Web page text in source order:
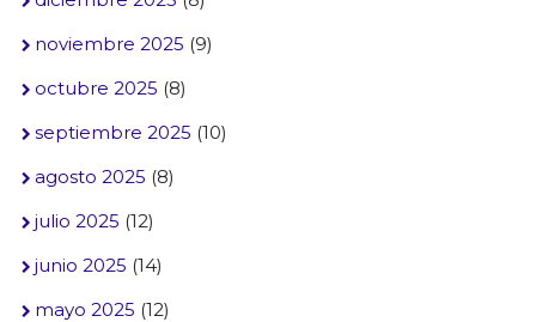
noviembre 2025 (9)
octubre 2025 (8)
septiembre 2025 (10)
agosto 2025 (8)
julio 2025 (12)
junio 2025 (14)
mayo 2025 (12)